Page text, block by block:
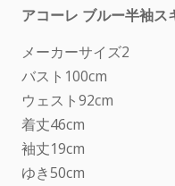
アコーレ ブルー半袖ス
メーカーサイズ2
バスト100cm
ウェスト92cm
着丈46cm
袖丈19cm
ゆき50cm